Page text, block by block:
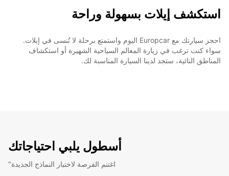
استكشف إيلات بسهولة وراحة
احجز سيارتك مع Europcar اليوم واستمتع برحلة لا تُنسى في إيلات.
سواء كنت ترغب في زيارة المعالم السياحية الشهيرة أو استكشاف
المناطق النائية، ستجد لدينا السيارة المناسبة لك.
أسطول يلبي احتياجاتك
"اغتنم الفرصة لاختبار النماذج الجديدة